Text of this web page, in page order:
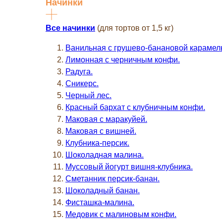
Начинки
Все начинки (для тортов от 1,5 кг)
Ванильная с грушево-банановой
Лимонная с черничным конфи.
Радуга.
Сникерс.
Черный лес.
Красный бархат с клубничным конфи.
Маковая с маракуйей.
Маковая с вишней.
Клубника-персик.
Шоколадная малина.
Муссовый йогурт вишня-клубника.
Сметанник персик-банан.
Шоколадный банан.
Фисташка-малина.
Медовик с малиновым конфи.